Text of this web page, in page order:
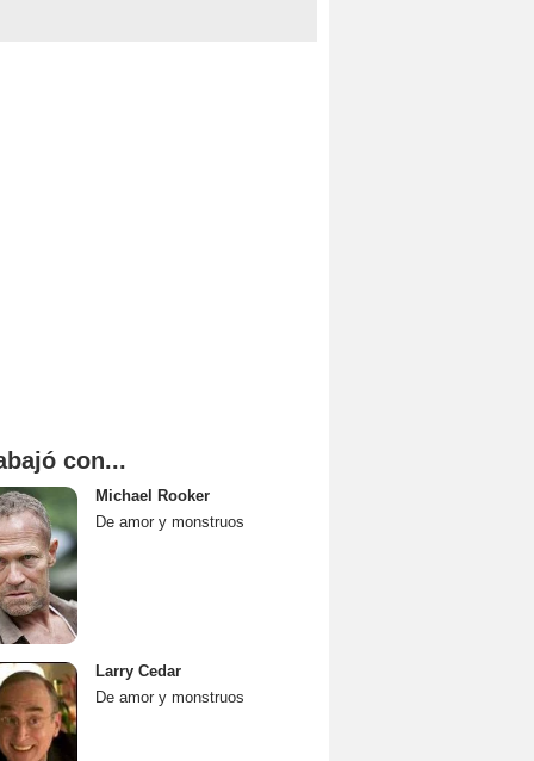
con...
Michael Rooker
De amor y monstruos
Larry Cedar
De amor y monstruos